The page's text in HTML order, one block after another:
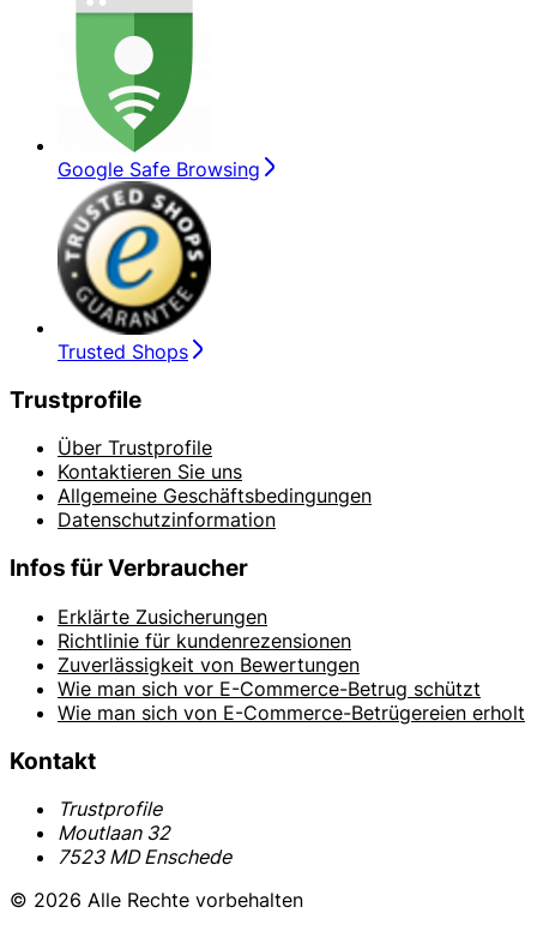
Google Safe Browsing
Trusted Shops
Trustprofile
Über Trustprofile
Kontaktieren Sie uns
Allgemeine Geschäftsbedingungen
Datenschutzinformation
Infos für Verbraucher
Erklärte Zusicherungen
Richtlinie für kundenrezensionen
Zuverlässigkeit von Bewertungen
Wie man sich vor E-Commerce-Betrug schützt
Wie man sich von E-Commerce-Betrügereien erholt
Kontakt
Trustprofile
Moutlaan 32
7523 MD Enschede
© 2026 Alle Rechte vorbehalten